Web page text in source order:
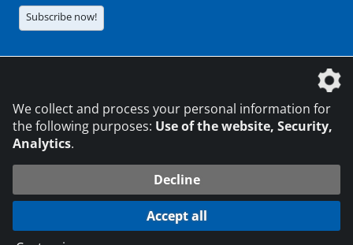
Subscribe now!
© 2026 DVS Media GmbH
Data protection settings
We collect and process your personal information for
the following purposes: Use of the website, Security,
Analytics.
Decline
Accept all